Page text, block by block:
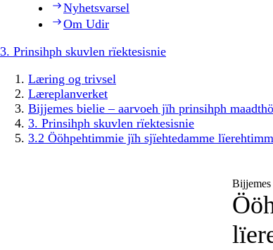
Nyhetsvarsel
Om Udir
3. Prinsihph skuvlen rïektesisnie
Læring og trivsel
Læreplanverket
Bijjemes bielie – aarvoeh jïh prinsihph
3. Prinsihph skuvlen rïektesisnie
3.2 Ööhpehtimmie jïh sjïehtedamme